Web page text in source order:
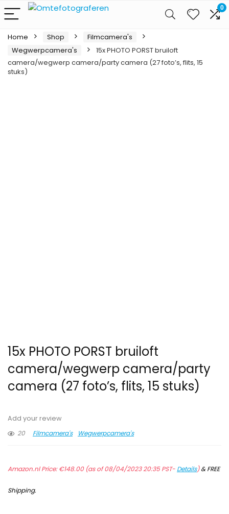
0
Home Shop
Filmcamera's
Wegwerpcamera's
15x PHOTO PORST bruiloft
camera/wegwerp camera/party camera (27 foto’s, flits, 15
stuks)
15x PHOTO PORST bruiloft
camera/wegwerp camera/party
camera (27 foto’s, flits, 15 stuks)
Add your review
20
Filmcamera's Wegwerpcamera's
Amazon.nl Price:€148.00(as of 08/04/2023 20:35 PST- Details)&FREE
Shipping.